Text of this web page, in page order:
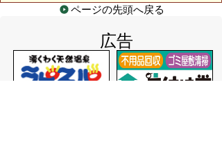
ページの先頭へ戻る
広告